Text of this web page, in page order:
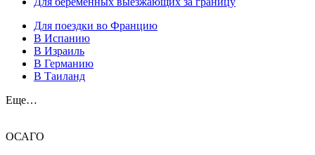
Для поездки во Францию
В Испанию
В Израиль
В Германию
В Таиланд
Еще…
ОСАГО